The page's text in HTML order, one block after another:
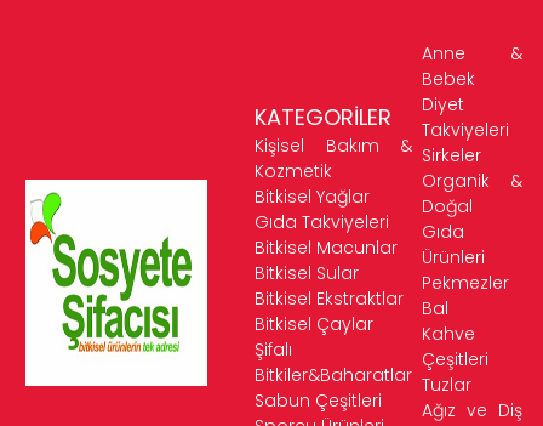
KATEGORİLER
Kişisel Bakım &
Kozmetik
Bitkisel Yağlar
Gıda Takviyeleri
Bitkisel Macunlar
Bitkisel Sular
Bitkisel Ekstraktlar
Bitkisel Çaylar
Şifalı
Bitkiler&Baharatlar
Sabun Çeşitleri
Anne &
Bebek
Diyet
Takviyeleri
Sirkeler
Organik &
Doğal
Gıda
Ürünleri
Pekmezler
Bal
Kahve
Çeşitleri
Tuzlar
Ağız ve Diş